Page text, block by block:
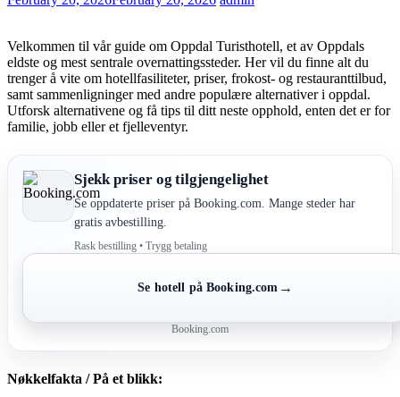
Velkommen til vår guide om Oppdal Turisthotell, et av Oppdals
eldste og mest sentrale overnattingssteder. Her vil du finne alt du
trenger å vite om hotellfasiliteter, priser, frokost- og restauranttilbud,
samt sammenligninger med andre populære alternativer i oppdal.
Utforsk alternativene og få tips til ditt neste opphold, enten det er for
familie, jobb eller et fjelleventyr.
Sjekk priser og tilgjengelighet
Se oppdaterte priser på Booking.com. Mange steder har
gratis avbestilling.
Rask bestilling • Trygg betaling
Se hotell på Booking.com →
Booking.com
Nøkkelfakta / På et blikk: